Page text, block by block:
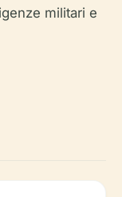
militari e